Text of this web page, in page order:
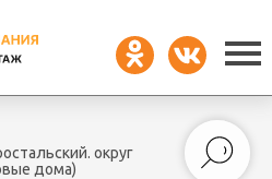
округ
дома)